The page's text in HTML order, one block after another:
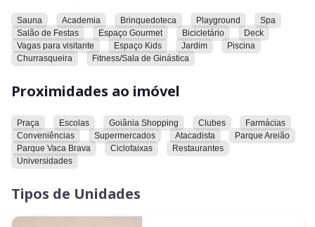
playground, quadra poliesportiva, salão de jogos, espaço
gourmet e salão de festas.
Não perca a oportunidade de transformar seus
Sauna Academia Brinquedoteca Playground
Spa
Salão de Festas
Espaço Gourmet Bicicletário
Deck
Vagas para visitante
Espaço Kids Jardim
Piscina
Churrasqueira
Fitness/Sala de Ginástica
Proximidades ao imóvel
Praça Escolas Goiânia Shopping Clubes
Farmácias
Conveniências
Supermercados Atacadista
Parque Areião
Parque Vaca Brava
Ciclofaixas
Restaurantes
Universidades
Tipos de Unidades